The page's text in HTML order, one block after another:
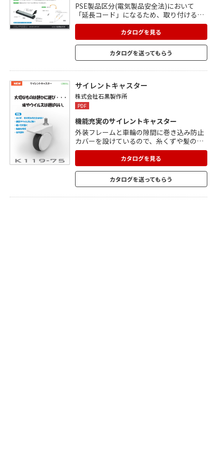
PSE製品区分(電気製品安全法)において
「延長コード」になるため、取り付ける家
具のPSE申請は不要です。 厚み25mmのコ
ンパクト設計。 ケースの材質は、高級感が
あるアルミ押し出し成形品(アルマイト処
理)です。 豊富なバリエーションで、さまざ
まなニーズに対応可能。 2口・3口・4口の3
も掲載。
カタログを見る
カタログを送ってもらう
サイレントキャスター
株式会社石黒製作所
PDF
機能充実のサイレントキャスター
外装フレームと車輪の隙間に巻き込み防止
カバーを設けているので、糸くずや髪の毛
を巻き込みません。 銀イオンの効果が雑菌
やウイルスの繁殖を抑制。 ホイールと旋回
軸にベアリングを内臓しているので、軽い
力で滑らかに回転させることができ、走行
性 ・ 旋回性ともに優れた走行感発揮しま
カタログを見る
カタログを送ってもらう